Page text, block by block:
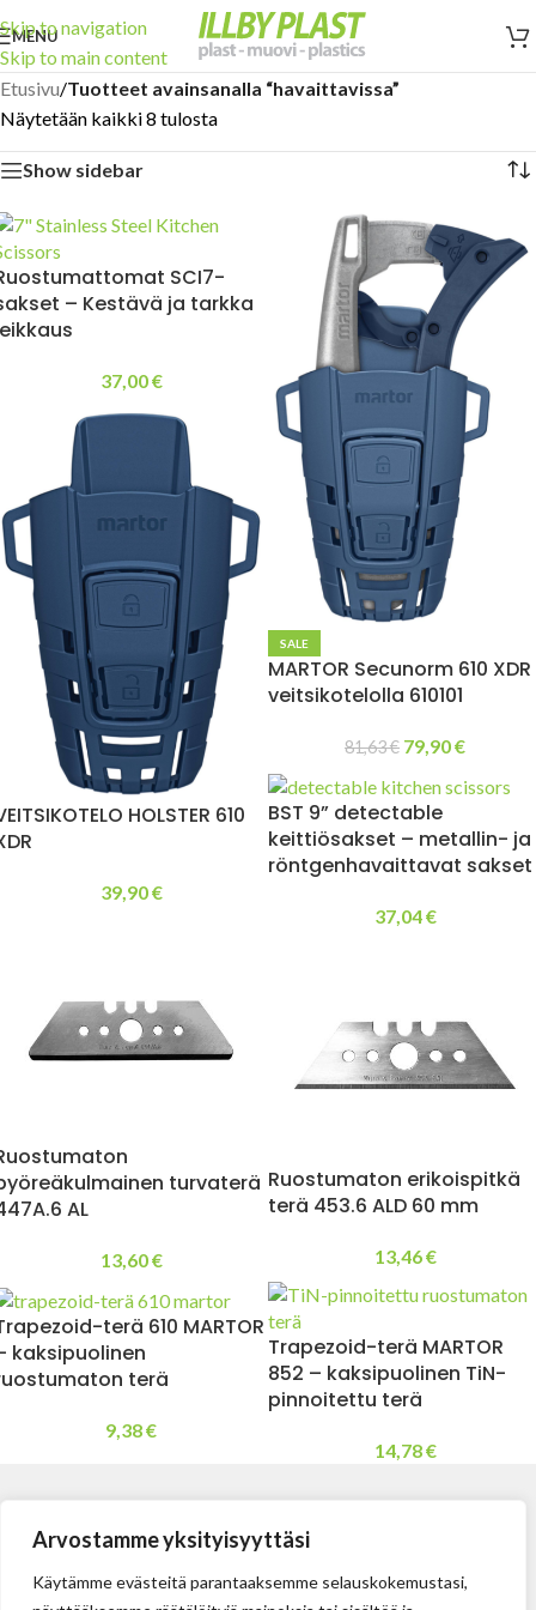
Arvostamme yksityisyyttäsi
Käytämme evästeitä parantaaksemme selauskokemustasi,
Skip to navigation
Skip to main content
MENU
Etusivu/Tuotteet avainsanalla “havaittavissa”
Näytetään kaikki 8 tulosta
Show sidebar
SCI7-
– Kestävä ja tarkka
37,00€
SALE
MARTOR Secunorm 610 XDR
veitsikotelolla 610101
81,63€ 79,90€
HOLSTER 610
39,90€
BST 9” detectable
keittiösakset – metallin- ja
röntgenhavaittavat sakset
37,04€
turvaterä
AL
13,60€
Ruostumaton erikoispitkä
terä 453.6 ALD 60 mm
13,46€
Trapezoid-terä MARTOR
852 – kaksipuolinen TiN-
pinnoitettu terä
14,78€
terä 610 MARTOR
kaksipuolinen
terä
9,38€